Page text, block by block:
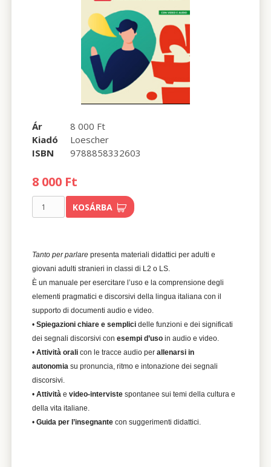
Ár
8 000 Ft
Kiadó
Loescher
ISBN
9788858332603
8 000 Ft
KOSÁRBA
Tanto per parlarepresenta materiali didattici per adulti e
giovani adulti stranieri in classi di L2 o LS.
È un manuale per esercitare l’uso e la comprensione degli
elementi pragmatici e discorsivi della lingua italiana con il
supporto di documenti audio e video.
• Spiegazioni chiare e semplicidelle funzioni e dei significati
dei segnali discorsivi con esempi d’usoin audio e video.
• Attività oralicon le tracce audio per allenarsi in
autonomiasu pronuncia, ritmo e intonazione dei segnali
discorsivi.
• Attivitàe video-intervistespontanee sui temi della cultura e
della vita italiane.
• Guida per l’insegnantecon suggerimenti didattici.